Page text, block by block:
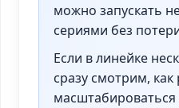
можно запускать
сериями без
Если в линейке
сразу смотрим,
масштабироваться